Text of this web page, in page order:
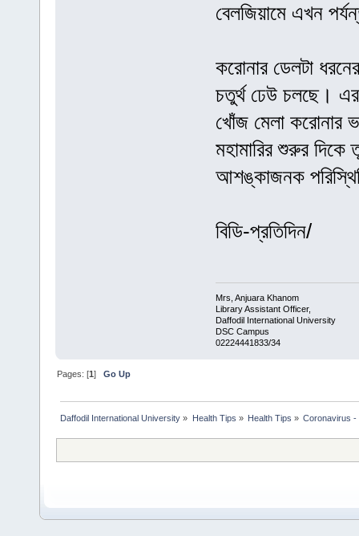
বেলজিয়ামে এখন
করোনার ডেলটা
চতুর্থ ঢেউ চলছে।
খোঁজ মেলা করোনার
মহামারির শুরুর
আশঙ্কাজনক
বিডি-প্রতিদিন/
Mrs, Anjuara Khanom
Library Assistant Officer,
Daffodil International University
DSC Campus
02224441833/34
Pages: [1]Go Up
Daffodil International University » Health Tips » Health Tips » Coronavirus -